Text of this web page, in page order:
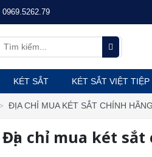
0969.5262.79
KÉT SẮT KÉT SẮT VIỆT TIỆP
ĐỊA CHỈ MUA KÉT SẮT CHÍNH
Địa chỉ mua két